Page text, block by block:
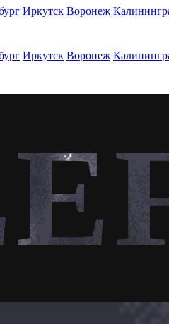
Иркутск Воронеж
Иркутск Воронеж